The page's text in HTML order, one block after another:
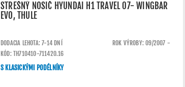
STREŠNÝ NOSIČ HYUNDAI H1 TRAVEL 07- WINGBAR
EVO, THULE
DODACIA LEHOTA: 7-14 DNÍ
ROK VÝROBY: 09/2007 -
KÓD: TH710410-711420.16
S KLASICKÝMI PODÉLNÍKY